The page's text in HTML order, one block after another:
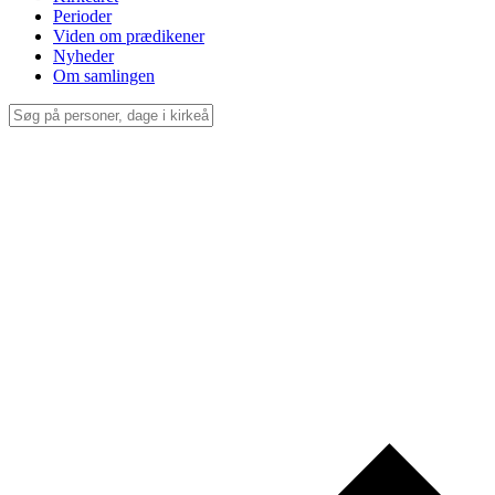
Perioder
Viden om prædikener
Nyheder
Om samlingen